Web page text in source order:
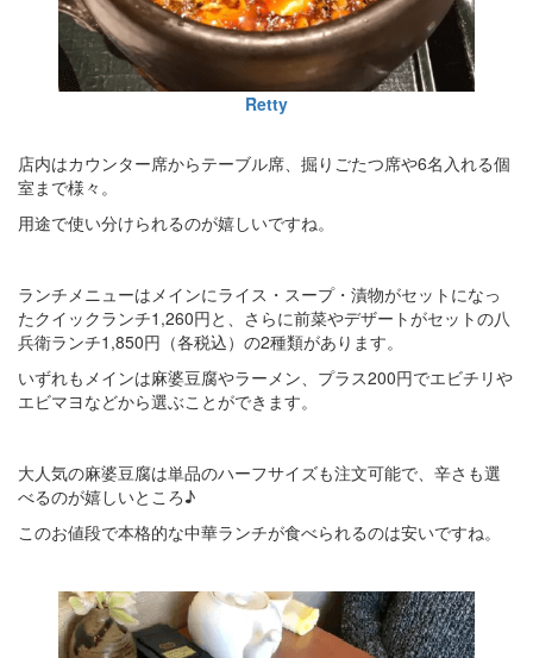
Retty
店内はカウンター席からテーブル席、掘りごたつ席や6名入れる個
室まで様々。
用途で使い分けられるのが嬉しいですね。
ランチメニューはメインにライス・スープ・漬物がセットになっ
たクイックランチ1,260円と、さらに前菜やデザートがセットの八
兵衛ランチ1,850円（各税込）の2種類があります。
いずれもメインは麻婆豆腐やラーメン、プラス200円でエビチリや
エビマヨなどから選ぶことができます。
大人気の麻婆豆腐は単品のハーフサイズも注文可能で、辛さも選
べるのが嬉しいところ♪
このお値段で本格的な中華ランチが食べられるのは安いですね。